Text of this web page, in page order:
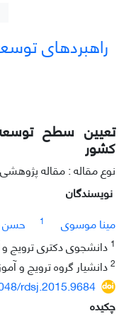
راهبردهای
تعیین سطح
کشور
نوع مقاله : مقاله پژوهشی
نویسندگان
مینا موسوی
1 حسن
1 دانشجوی دکتری ترویج
2دانشیار گروه ترویج و
rdsj.2015.9684
چکیده